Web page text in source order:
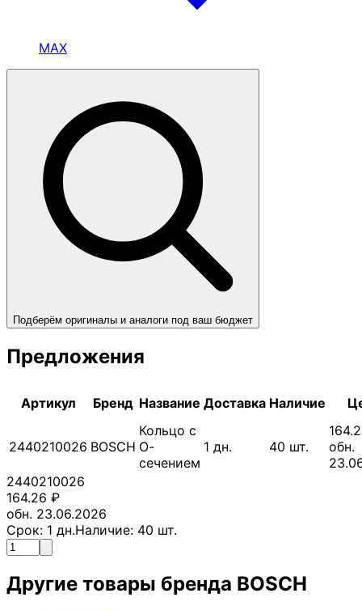
MAX
Подберём оригиналы и аналоги под ваш бюджет
Предложения
Артикул Бренд Название Доставка Наличие
2440210026 BOSCH
Кольцо с
О-
сечением
1 дн. 40 шт.
обн.
2440210026
164.26 ₽
обн. 23.06.2026
Срок: 1 дн.Наличие: 40 шт.
Другие товары бренда BOSCH